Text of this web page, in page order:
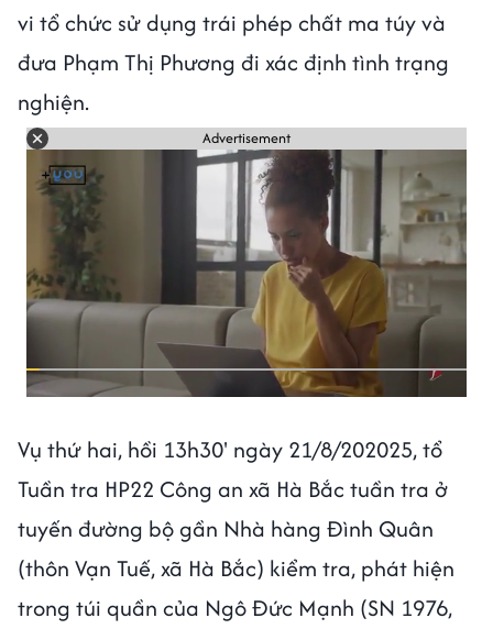
vi tổ chức sử dụng trái phép chất ma túy và
đưa Phạm Thị Phương đi xác định tình trạng
nghiện.
Advertisement
Vụ thứ hai, hồi 13h30' ngày 21/8/202025, tổ
Tuần tra HP22 Công an xã Hà Bắc tuần tra ở
tuyến đường bộ gần Nhà hàng Đình Quân
(thôn Vạn Tuế, xã Hà Bắc) kiểm tra, phát hiện
trong túi quần của Ngô Đức Mạnh (SN 1976,